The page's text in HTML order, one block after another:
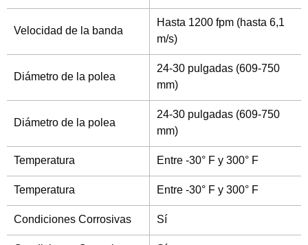
Velocidad de la banda
Hasta 1200 fpm (hasta 6,1
m/s)
Diámetro de la polea
24-30 pulgadas (609-750
mm)
Diámetro de la polea
24-30 pulgadas (609-750
mm)
Temperatura Entre -30° F y 300° F
Temperatura Entre -30° F y 300° F
Condiciones Corrosivas Sí